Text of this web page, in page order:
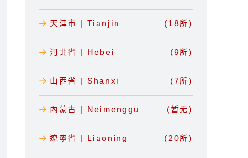
天津市 | Tianjin (18所)
河北省 | Hebei (9所)
山西省 | Shanxi (7所)
內蒙古 | Neimenggu (暂无)
遼寧省 | Liaoning (20所)